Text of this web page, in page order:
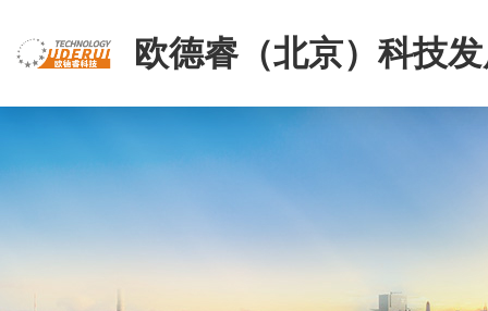
欧德睿（北京）科技
公司